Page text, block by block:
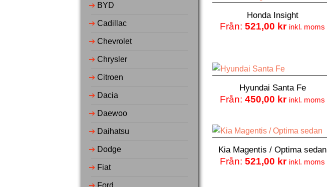
➔ BYD
➔ Cadillac
➔ Chevrolet
➔ Chrysler
➔ Citroen
➔ Dacia
➔ Daewoo
➔ Daihatsu
➔ Dodge
➔ Fiat
➔ Ford
Honda Insight
Från:521,00 kr inkl. moms
Hyundai Santa Fe
Från:450,00 kr inkl. moms
Kia Magentis / Optima sedan
Från:521,00 kr inkl. moms